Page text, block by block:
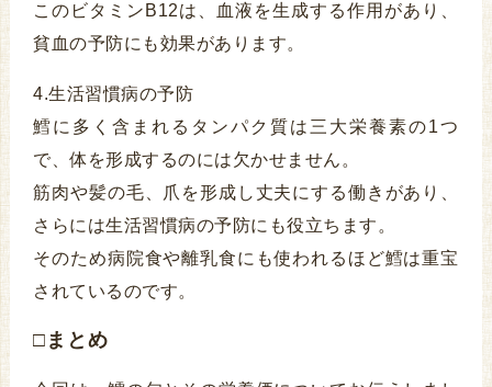
このビタミンB12は、血液を生成する作用があり、
貧血の予防にも効果があります。
4.生活習慣病の予防
鱈に多く含まれるタンパク質は三大栄養素の1つ
で、体を形成するのには欠かせません。
筋肉や髪の毛、爪を形成し丈夫にする働きがあり、
さらには生活習慣病の予防にも役立ちます。
そのため病院食や離乳食にも使われるほど鱈は重宝
されているのです。
□まとめ